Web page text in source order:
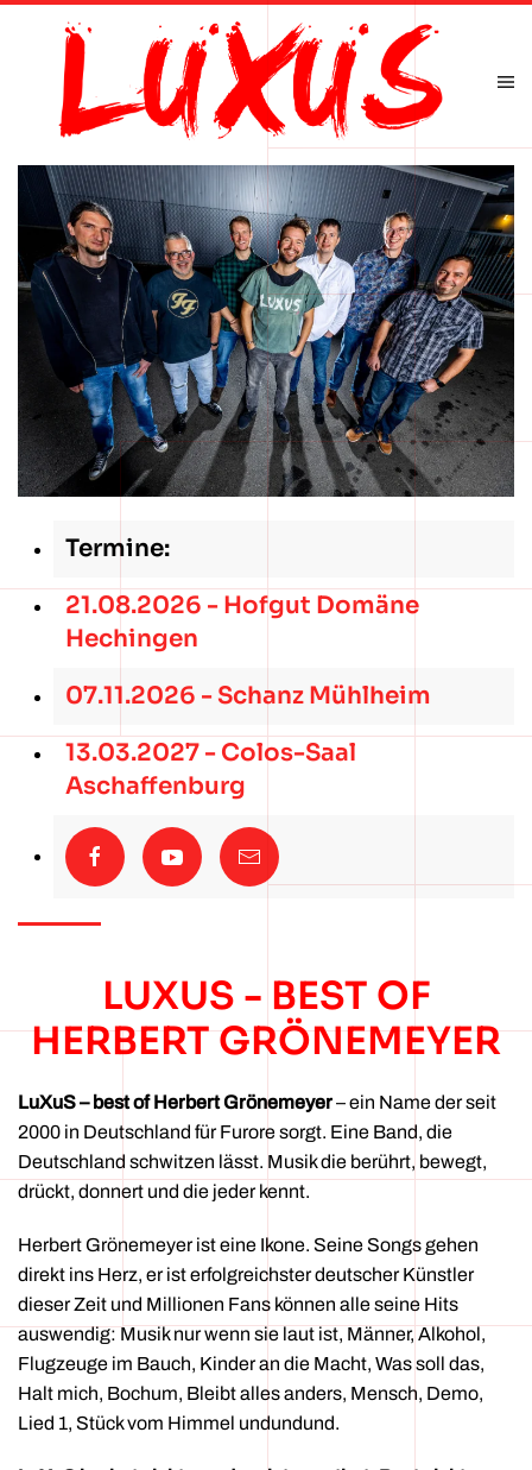
Zum Hauptinhalt springen
Termine:
21.08.2026 - Hofgut Domäne
Hechingen
07.11.2026 - Schanz Mühlheim
13.03.2027 - Colos-Saal
Aschaffenburg
LUXUS - BEST OF
HERBERT GRÖNEMEYER
LuXuS – best of Herbert Grönemeyer– ein Name der seit
2000 in Deutschland für Furore sorgt. Eine Band, die
Deutschland schwitzen lässt. Musik die berührt, bewegt,
drückt, donnert und die jeder kennt.
Herbert Grönemeyer ist eine Ikone. Seine Songs gehen
direkt ins Herz, er ist erfolgreichster deutscher Künstler
dieser Zeit und Millionen Fans können alle seine Hits
auswendig:Musik nur wenn sie laut ist, Männer, Alkohol,
Flugzeuge im Bauch, Kinder an die Macht, Was soll das,
Halt mich, Bochum, Bleibt alles anders, Mensch, Demo,
Lied 1, Stück vom Himmel undundund.